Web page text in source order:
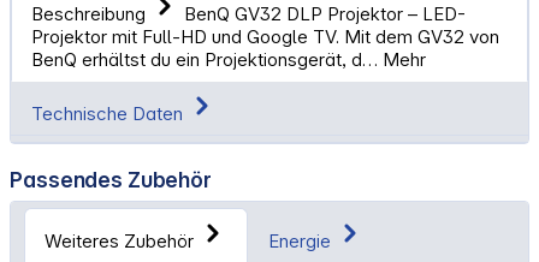
Beschreibung
BenQ GV32 DLP Projektor – LED-
Projektor mit Full-HD und Google TV. Mit dem GV32 von
BenQ erhältst du ein Projektionsgerät, d… Mehr
Technische Daten
Passendes Zubehör
Weiteres Zubehör Energie